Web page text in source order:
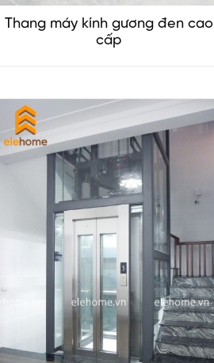
Thang máy kính gương đen cao
cấp